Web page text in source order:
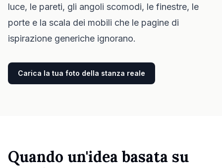
Calcola pavimento e pareti prima di pianificare.
Calcolatore tappeti
Spazi piccoli
🇮🇹Italiano
luce, le pareti, gli angoli scomodi, le finestre, le
porte e la scala dei mobili che le pagine di
ispirazione generiche ignorano.
Carica la tua foto della stanza reale
Quando un'idea basata su